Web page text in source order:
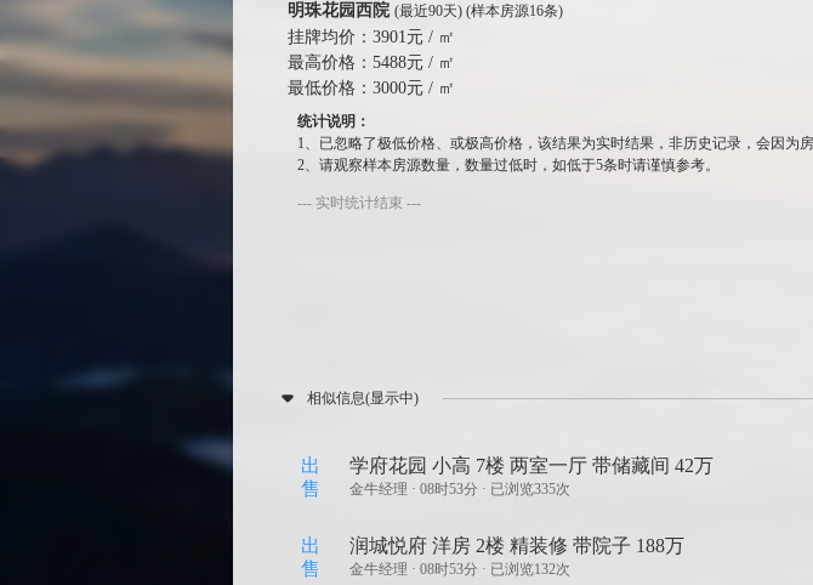
明珠花园西院 (最近90天) (样本房源16条)
挂牌均价： 3901元 / ㎡
最高价格： 5488元 / ㎡
最低价格： 3000元 / ㎡
统计说明：
1、已忽略了极低价格、或极高价格，该结果为实时结果，非历史记录，会因为
2、请观察样本房源数量，数量过低时，如低于5条时请谨慎参考。
--- 实时统计结束 ---
相似信息(显示中)
出
售
学府花园 小高 7楼 两室一厅 带储藏间 42万
金牛经理 ·08时53分 · 已浏览335次
出
售
润城悦府 洋房 2楼 精装修 带院子 188万
金牛经理 ·08时53分 · 已浏览132次